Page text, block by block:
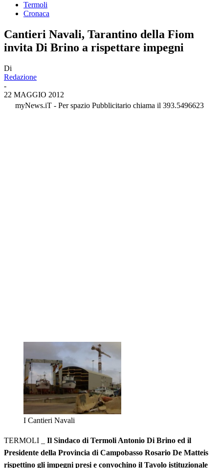
Termoli
Cronaca
Cantieri Navali, Tarantino della Fiom
invita Di Brino a rispettare impegni
Di
Redazione
-
22 MAGGIO 2012
myNews.iT - Per spazio Pubblicitario chiama il 393.5496623
I Cantieri Navali
TERMOLI _ Il Sindaco di Termoli Antonio Di Brino ed il
Presidente della Provincia di Campobasso Rosario De Matteis
rispettino gli impegni presi e convochino il Tavolo istituzionale